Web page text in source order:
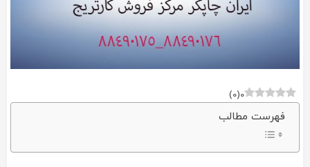
0
(
0
)
فهرست مطالب